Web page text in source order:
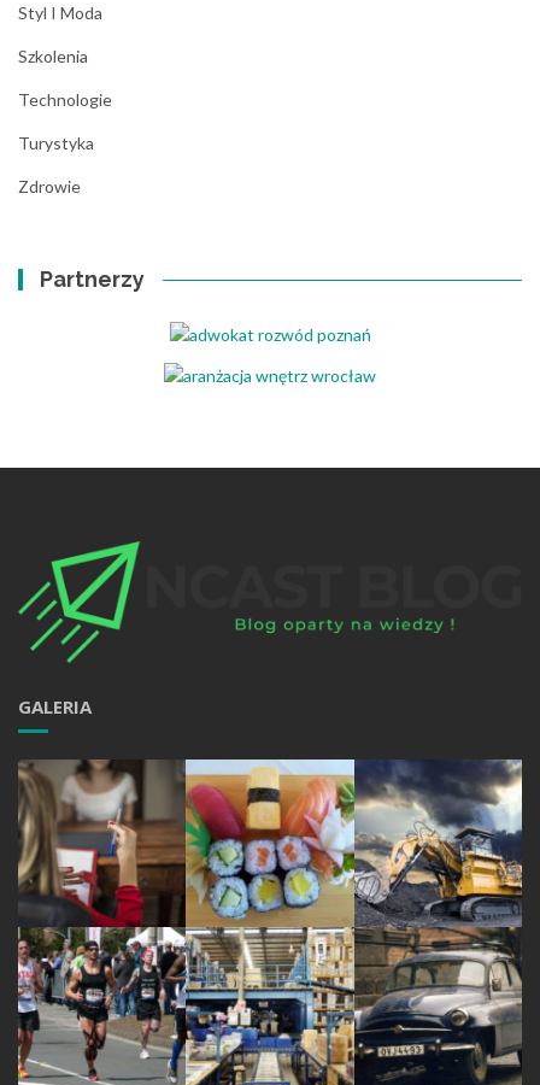
Styl I Moda
Szkolenia
Technologie
Turystyka
Zdrowie
Partnerzy
GALERIA